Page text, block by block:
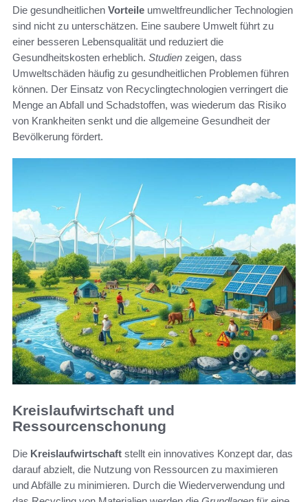
Die gesundheitlichen Vorteile umweltfreundlicher Technologien
sind nicht zu unterschätzen. Eine saubere Umwelt führt zu
einer besseren Lebensqualität und reduziert die
Gesundheitskosten erheblich. Studien zeigen, dass
Umweltschäden häufig zu gesundheitlichen Problemen führen
können. Der Einsatz von Recyclingtechnologien verringert die
Menge an Abfall und Schadstoffen, was wiederum das Risiko
von Krankheiten senkt und die allgemeine Gesundheit der
Bevölkerung fördert.
Kreislaufwirtschaft und
Ressourcenschonung
Die Kreislaufwirtschaft stellt ein innovatives Konzept dar, das
darauf abzielt, die Nutzung von Ressourcen zu maximieren
und Abfälle zu minimieren. Durch die Wiederverwendung und